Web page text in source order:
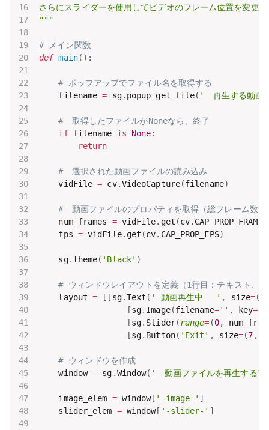
さらにスライダーを使用してビデオのフレーム位置を変更
"""
# メイン関数
def main( ) :
# ポップアップでファイル名を取得する
    filename
= sg. popup_get_file( '　再生する動画
#　取得したファイルがNoneなら、終了
if filename is None:
return
#　選択された動画ファイルの読み込み
    vidFile
= cv.VideoCapture(filename)
#　動画ファイルのプロパティを取得（総フレーム数、
    num_frames
= vidFile. get (cv.
    fps
= vidFile. get (cv. CAP_PROP_FPS)
    sg
.theme( 'Black' )
# ウィンドウレイアウトを定義（1行目：テキスト、
    layout
= [ [ sg.Text ( ' 動画再生中　 ' , size=(
[sg. Image(filename='' , key=
[sg. Slider(range= (0,
[sg. Button( 'Exit' , size=(7 ,
# ウィンドウを作成
    window
= sg .Window( '　動画ファイルを再生する
    image_elem
= window[ '-image-' ]
    slider_elem
= window[ '-slider-' ]